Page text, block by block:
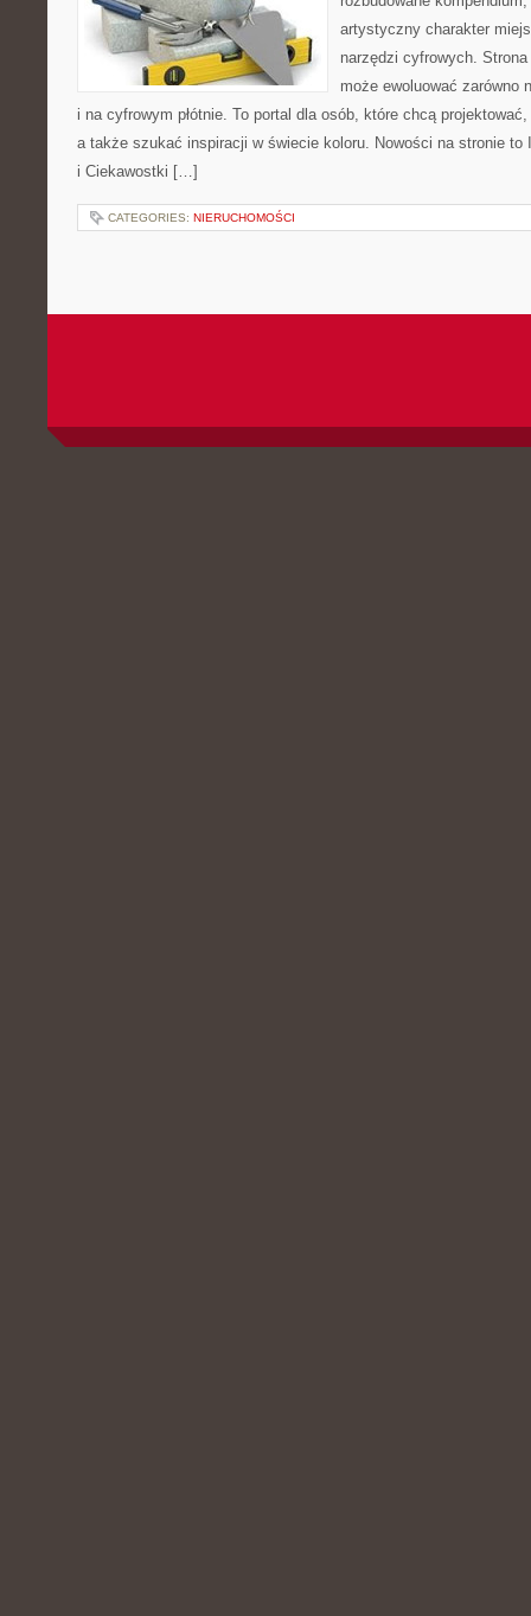
artystyczny charakter
narzędzi cyfrowych.
może ewoluować zarówno
i na cyfrowym płótnie. To portal dla osób, które chcą
a także szukać inspiracji w świecie koloru. Nowości na stronie
i Ciekawostki […]
CATEGORIES: NIERUCHOMOŚCI